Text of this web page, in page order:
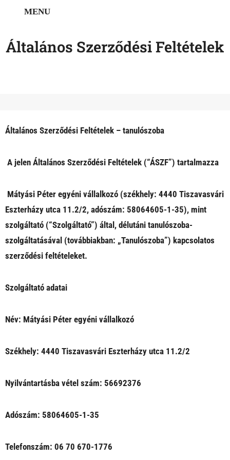
Általános Szerződési Feltételek
Általános Szerződési Feltételek – tanulószoba
A jelen Általános Szerződési Feltételek (“ÁSZF”) tartalmazza
Mátyási Péter egyéni vállalkozó (székhely: 4440 Tiszavasvári
Eszterházy utca 11.2/2, adószám: 58064605-1-35), mint
szolgáltató (“Szolgáltató”) által, délutáni tanulószoba-
szolgáltatásával (továbbiakban: „Tanulószoba”) kapcsolatos
szerződési feltételeket.
Szolgáltató adatai
Név: Mátyási Péter egyéni vállalkozó
Székhely: 4440 Tiszavasvári Eszterházy utca 11.2/2
Nyilvántartásba vétel szám: 56692376
Adószám: 58064605-1-35
Telefonszám: 06 70 670-1776
MENU